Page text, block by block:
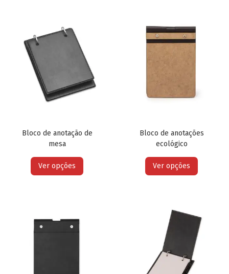
Bloco de anotação de
mesa
Ver opções
Bloco de anotações
ecológico
Ver opções